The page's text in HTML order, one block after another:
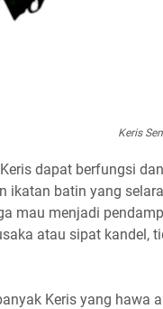
Keris
dapat berfungsi
ikatan batin yang
mau menjadi
atau sipat kandel,
Keris yang hawa